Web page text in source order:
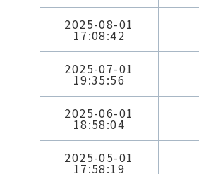
2025-08-01
17:08:42
2025-07-01
19:35:56
2025-06-01
18:58:04
2025-05-01
17:58:19